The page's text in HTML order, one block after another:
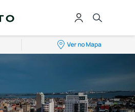
Ver no Mapa